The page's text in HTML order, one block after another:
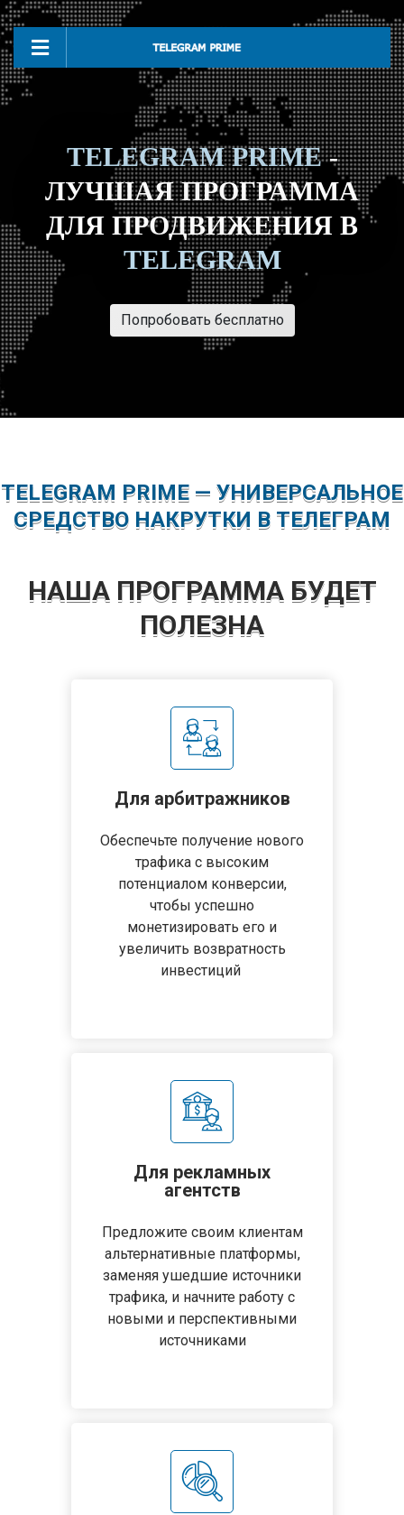
TELEGRAM PRIME-
ЛУЧШАЯ ПРОГРАММА
ДЛЯ ПРОДВИЖЕНИЯ В
TELEGRAM
Попробовать бесплатно
TELEGRAM PRIME — УНИВЕРСАЛЬНОЕ
СРЕДСТВО НАКРУТКИ В ТЕЛЕГРАМ
НАША ПРОГРАММА БУДЕТ
ПОЛЕЗНА
Для арбитражников
Обеспечьте получение нового
трафика с высоким
потенциалом конверсии,
чтобы успешно
монетизировать его и
увеличить возвратность
инвестиций
Для рекламных
агентств
Предложите своим клиентам
альтернативные платформы,
заменяя ушедшие источники
трафика, и начните работу с
новыми и перспективными
источниками